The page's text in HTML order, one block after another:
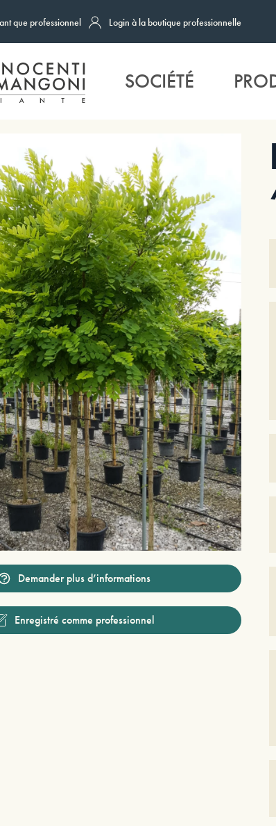
que professionnel Login à la boutique professionnelle
SOCIÉTÉ
Demander plus d’informations
Enregistré comme professionnel